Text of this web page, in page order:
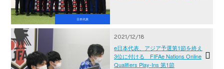
日本代表
2021/12/18
e日本代表、アジア予選第1節を終え
3位に付ける FIFAe Nations Online
Qualifiers Play-Ins 第1節